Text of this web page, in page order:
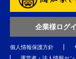
企業様ログ
個人情報保護方針